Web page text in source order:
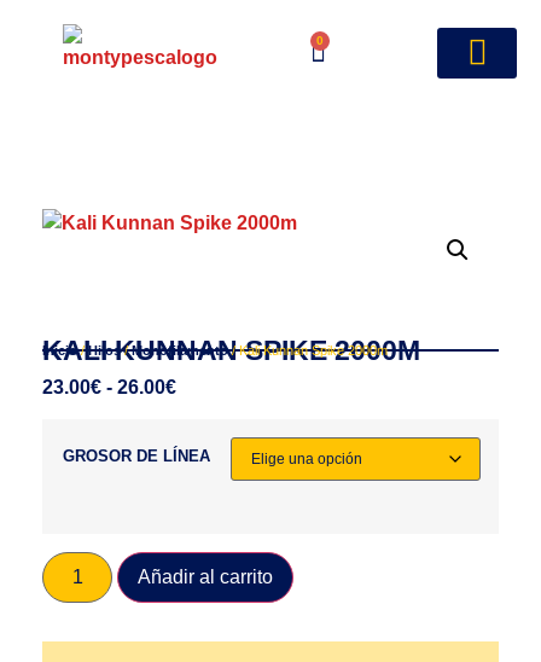
0
KALI KUNNAN SPIKE 2000M
Inicio/Hilos/Monofilamento/ Kali Kunnan Spike 2000m
23.00€ - 26.00€
GROSOR DE LÍNEA
Añadir al carrito